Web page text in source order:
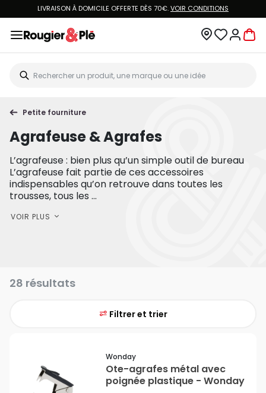
LIVRAISON À DOMICILE OFFERTE DÈS 70€.VOIR CONDITIONS
Petite fourniture
Agrafeuse & Agrafes
L’agrafeuse : bien plus qu’un simple outil de bureau
L’agrafeuse fait partie de ces accessoires
indispensables qu’on retrouve dans toutes les
trousses, tous les ...
VOIR PLUS
28 résultats
Filtrer et trier
Wonday
Ote-agrafes métal avec
poignée plastique - Wonday